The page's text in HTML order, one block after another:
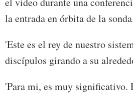
la entrada en órbita de la
'Este es el rey de nuestro
discípulos girando a su
'Para mi, es muy significativo.